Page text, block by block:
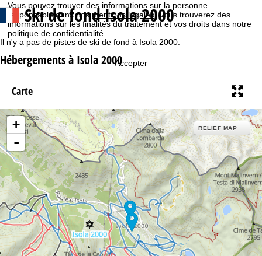
Vous pouvez trouver des informations sur la personne
responsable dans nosmentions légales. Vous trouverez des
informations sur les finalités du traitement et vos droits dans notre
politique de confidentialité
Accepter
a
g
e
'
a
c
c
u
e
i
Ski de fond Isola 2000
Il n'y a pas de pistes de ski de fond à Isola 2000.
Hébergements à Isola 2000
Carte
+
-
RELIEF MAP